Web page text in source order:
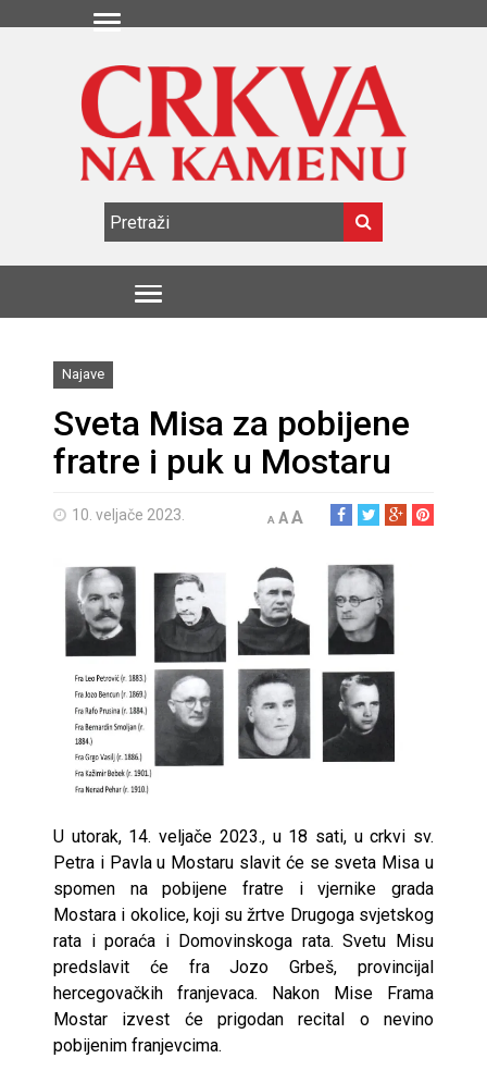
Najave
Sveta Misa za pobijene
fratre i puk u Mostaru
10. veljače 2023. A AA
U utorak, 14. veljače 2023., u 18 sati, u crkvi sv.
Petra i Pavla u Mostaru slavit će se sveta Misa u
spomen na pobijene fratre i vjernike grada
Mostara i okolice, koji su žrtve Drugoga svjetskog
rata i poraća i Domovinskoga rata. Svetu Misu
predslavit će fra Jozo Grbeš, provincijal
hercegovačkih franjevaca. Nakon Mise Frama
Mostar izvest će prigodan recital o nevino
pobijenim franjevcima.